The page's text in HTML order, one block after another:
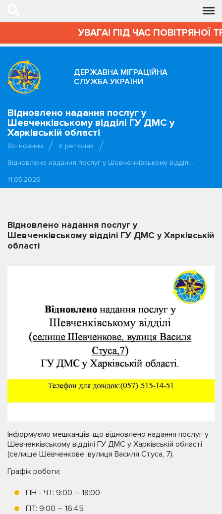
УВАГА! ПІД ЧАС ПОВІТРЯНОЇ
ДЕРЖАВНА МІГРАЦІЙНА
СЛУЖБА УКРАЇНИ
Відновлено надання послуг у
Шевченківському відділі ГУ ДМС у
Харківській області
Всі новини
У регіонах
Відновлено надання послуг у Шевченківському відділі…
11.05.2026
Відновлено надання послуг у
Шевченківському відділі ГУ ДМС у Харківській
області
Інформуємо мешканців, що відновлено надання послуг у
Шевченківському відділі ГУ ДМС у Харківській області
(селище Шевченкове, вулиця Василя Стуса, 7).
Графік роботи:
ПН - ЧТ: 9:00 – 18:00
ПТ: 9:00 – 16:45